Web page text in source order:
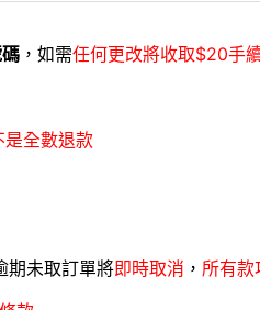
，如需任何更改將收取$20手
是全數退款
期未取訂單將即時取消 ， 所有款